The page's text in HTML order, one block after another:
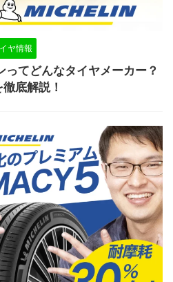
ヤ情報
ってどんなタイヤメーカー？
底解説！